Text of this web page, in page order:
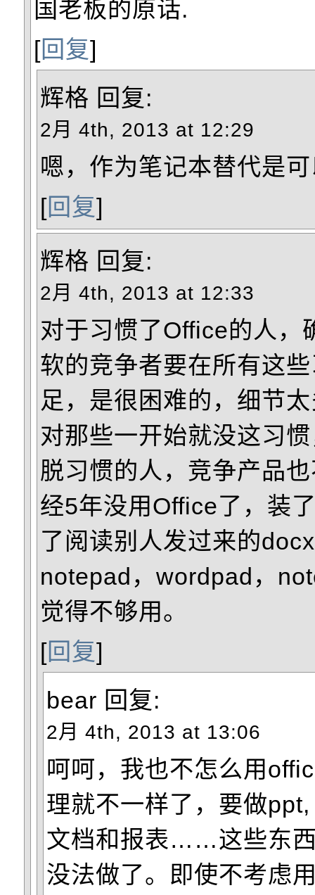
国老板的原话.
[回复]
辉格 回复:
2月 4th, 2013 at 12:29
嗯，作为笔记本替代是
[回复]
辉格 回复:
2月 4th, 2013 at 12:33
对于习惯了Office的人，
软的竞争者要在所有这
足，是很困难的，细节
对那些一开始就没这习
脱习惯的人，竞争产品
经5年没用Office了，装
了阅读别人发过来的
notepad，wordpad，
觉得不够用。
[回复]
bear 回复:
2月 4th, 2013 at 13:06
呵呵，我也不怎么用
理就不一样了，要做
文档和报表……这些东
没法做了。即使不考虑